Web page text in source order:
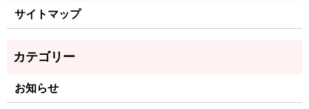
サイトマップ
お知らせ